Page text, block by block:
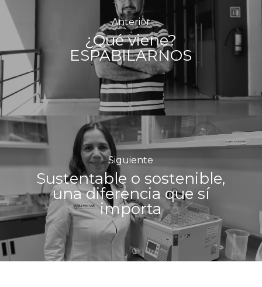
Anterior
¿Qué viene?
ESPABILARNOS
Siguiente
Sustentable o sostenible,
una diferencia que sí
importa